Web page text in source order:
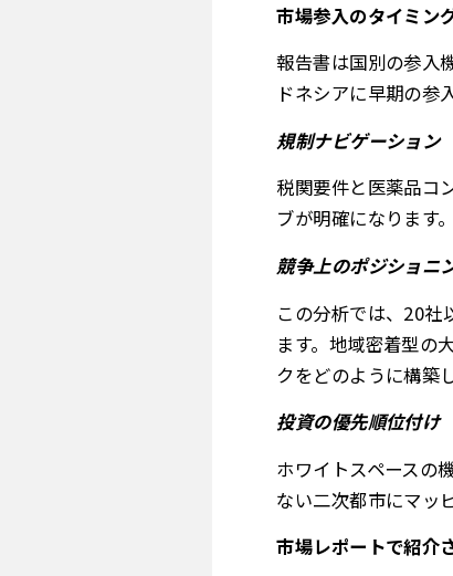
市場参入のタイミン
報告書は国別の参入
ドネシアに早期の参
規制ナビゲーション
税関要件と医薬品コ
ブが明確になります。
競争上のポジショニ
この分析では、20社
ます。地域密着型の
クをどのように構築
投資の優先順位付け
ホワイトスペースの
ない二次都市にマッ
市場レポートで紹介